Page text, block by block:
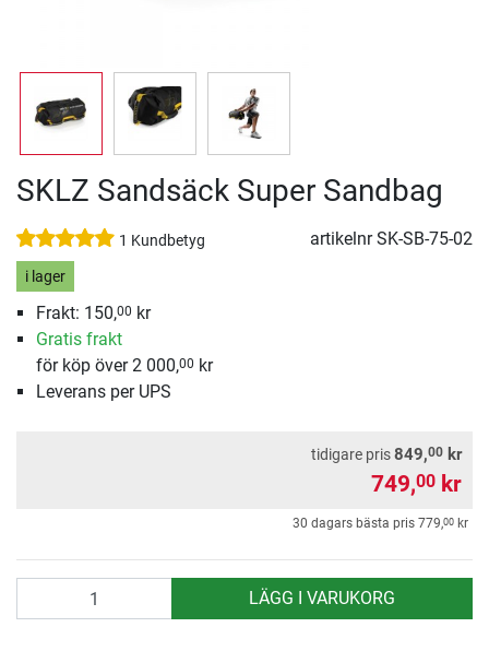
SKLZ Sandsäck Super Sandbag
1 Kundbetyg artikelnrSK-SB-75-02
i lager
Frakt: 150,00 kr
Gratis frakt
för köp över 2 000,00 kr
Leverans per UPS
tidigare pris849,00 kr
749,00 kr
30 dagars bästa pris 779,00 kr
LÄGG I VARUKORG